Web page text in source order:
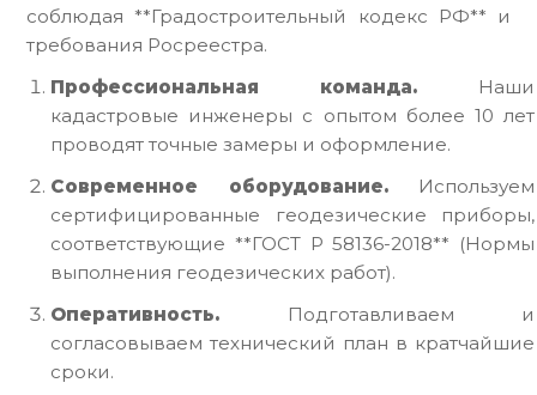
соблюдая **Градостроительный кодекс РФ** и
требования Росреестра.
Профессиональная команда. Наши
кадастровые инженеры с опытом более 10 лет
проводят точные замеры и оформление.
Современное оборудование.Используем
сертифицированные геодезические приборы,
соответствующие **ГОСТ Р 58136-2018** (Нормы
выполнения геодезических работ).
Оперативность. Подготавливаем и
согласовываем технический план в кратчайшие
сроки.